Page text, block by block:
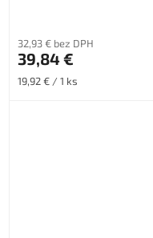
32,93 € bez DPH
39,84 €
Jednotková
19,92 € / 1 ks